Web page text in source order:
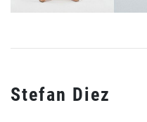
Stefan Diez